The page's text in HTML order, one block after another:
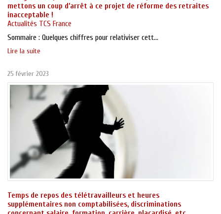
mettons un coup d’arrêt à ce projet de réforme des retraites
inacceptable !
Actualités TCS France
Sommaire : Quelques chiffres pour relativiser cett...
Lire la suite
25 février 2023
Temps de repos des télétravailleurs et heures
supplémentaires non comptabilisées, discriminations